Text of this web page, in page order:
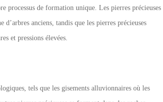
processus de formation unique. Les pierres précieuses
anciens, tandis que les pierres précieuses
et pressions élevées.
tels que les gisements alluvionnaires où les